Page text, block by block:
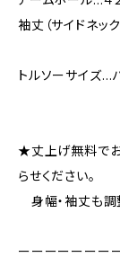
袖丈（サイドネッ
トルソーサイズ…
肩幅：３
★丈上げ無料でお
らせください。
身幅・袖丈も調
ーーーーーーー